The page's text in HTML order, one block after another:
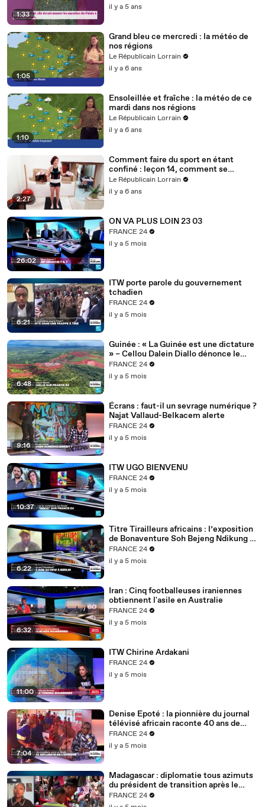
1:33
il y a 5 ans
1:05
Grand bleu ce mercredi : la météo de
nos régions
Le Républicain Lorrain
il y a 6 ans
1:10
Ensoleillée et fraîche : la météo de ce
mardi dans nos régions
Le Républicain Lorrain
il y a 6 ans
2:27
Comment faire du sport en étant
confiné : leçon 14, comment se
muscler avec des bouteilles d'eau ?
Le Républicain Lorrain
il y a 6 ans
26:02
ON VA PLUS LOIN 23 03
FRANCE 24
il y a 5 mois
6:21
ITW porte parole du gouvernement
tchadien
FRANCE 24
il y a 5 mois
6:48
Guinée : « La Guinée est une dictature
» – Cellou Dalein Diallo dénonce le
régime Doumbouya
FRANCE 24
il y a 5 mois
9:16
Écrans : faut-il un sevrage numérique ?
Najat Vallaud-Belkacem alerte
FRANCE 24
il y a 5 mois
10:37
ITW UGO BIENVENU
FRANCE 24
il y a 5 mois
6:22
Titre Tirailleurs africains : l’exposition
de Bonaventure Soh Bejeng Ndikung à
Berlin
FRANCE 24
il y a 5 mois
6:32
Iran : Cinq footballeuses iraniennes
obtiennent l'asile en Australie
FRANCE 24
il y a 5 mois
11:00
ITW Chirine Ardakani
FRANCE 24
il y a 5 mois
7:04
Denise Epoté : la pionnière du journal
télévisé africain raconte 40 ans de
carrière
FRANCE 24
il y a 5 mois
Madagascar : diplomatie tous azimuts
du président de transition après le
putsch
FRANCE 24